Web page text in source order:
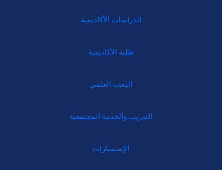
الدراسات الأكاديمية
طلبة الأكاديمية
البحث العلمي
التدريب والخدمة المجتمعية
الإستشارات